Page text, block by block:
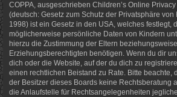
COPPA, ausgeschrieben Children’s Online
(deutsch: Gesetz zum Schutz der Privatsphäre von
1998) ist ein Gesetz in den USA, welches festlegt,
möglicherweise persönliche Daten von Kindern
hierzu die Zustimmung der Eltern
Erziehungsberechtigten benötigen. Wenn du dir
dich oder die Website, auf der du dich zu
einen rechtlichen Beistand zu Rate. Bitte beachte,
der Besitzer dieses Boards keine Rechtsberatung
die Anlaufstelle für Rechtsangelegenheiten